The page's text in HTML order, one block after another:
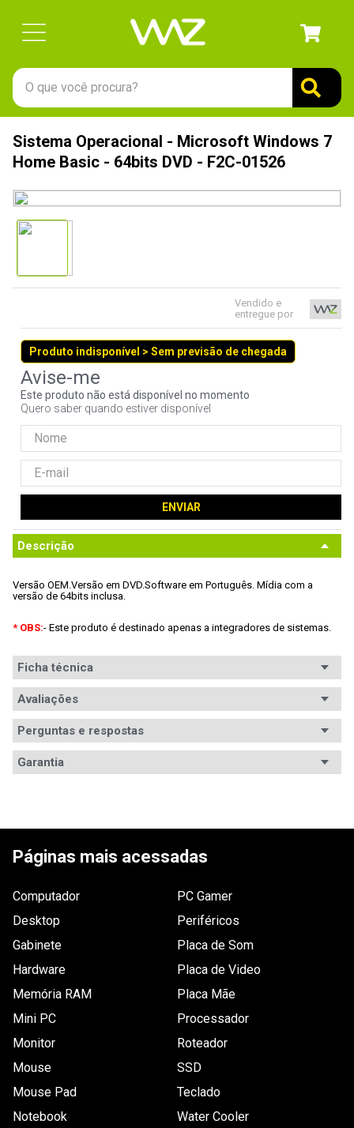
O que você procura?
Sistema Operacional - Microsoft Windows 7
Home Basic - 64bits DVD - F2C-01526
Vendido e
entregue por
Produto indisponível > Sem previsão de chegada
Este produto não está disponível no momento
Quero saber quando estiver disponível
ENVIAR
Descrição
Versão OEM.Versão em DVD.Software em Português. Mídia com a
versão de 64bits inclusa.
* OBS:- Este produto é destinado apenas a integradores de sistemas.
Ficha técnica
Avaliações
Avaliações
ESCREVER AVALIAÇÃO
Perguntas e respostas
Garantia
Páginas mais acessadas
Computador
Desktop
Gabinete
Hardware
Memória RAM
Mini PC
Monitor
Mouse
Mouse Pad
Notebook
PC Gamer
Periféricos
Placa de Som
Placa de Video
Placa Mãe
Processador
Roteador
SSD
Teclado
Water Cooler
1º
gabinete
3º
teclado
6º
jonsbo
8º
controle
10º ventoinha